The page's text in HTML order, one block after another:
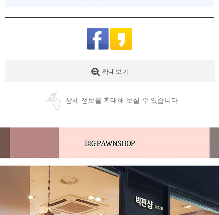
확대보기
상세 정보를 확대해 보실 수 있습니다